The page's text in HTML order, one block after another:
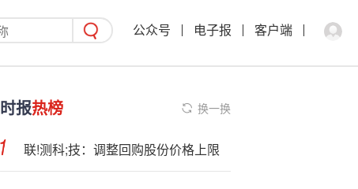
公众号 电子报 客户端
时报热榜 换一换
联!测科;技：调整回购股份价格上限